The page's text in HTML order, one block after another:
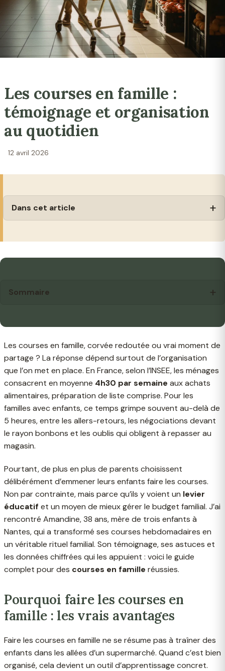
Les courses en famille :
témoignage et organisation
au quotidien
12 avril 2026
Dans cet article
Sommaire
Les courses en famille, corvée redoutée ou vrai moment de
partage ? La réponse dépend surtout de l’organisation
que l’on met en place. En France, selon l’INSEE, les ménages
consacrent en moyenne 4h30 par semaine aux achats
alimentaires, préparation de liste comprise. Pour les
familles avec enfants, ce temps grimpe souvent au-delà de
5 heures, entre les allers-retours, les négociations devant
le rayon bonbons et les oublis qui obligent à repasser au
magasin.
Pourtant, de plus en plus de parents choisissent
délibérément d’emmener leurs enfants faire les courses.
Non par contrainte, mais parce qu’ils y voient un levier
éducatif et un moyen de mieux gérer le budget familial. J’ai
rencontré Amandine, 38 ans, mère de trois enfants à
Nantes, qui a transformé ses courses hebdomadaires en
un véritable rituel familial. Son témoignage, ses astuces et
les données chiffrées qui les appuient : voici le guide
complet pour des courses en famille réussies.
Pourquoi faire les courses en
famille : les vrais avantages
Faire les courses en famille ne se résume pas à traîner des
enfants dans les allées d’un supermarché. Quand c’est bien
organisé, cela devient un outil d’apprentissage concret.